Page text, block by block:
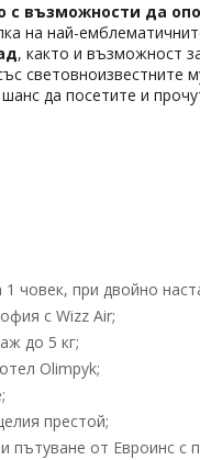
възможности да
на най-
, както и възможност
световноизвестните
да посетите и
човек, при двойно
с Wizz Air;
до 5 кг;
Olimpyk;
престой;
от Евроинс с